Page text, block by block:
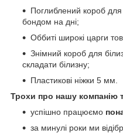
Поглиблений короб для
бондом на дні;
Оббиті широкі царги
Знімний короб для
складати білизну;
Пластикові ніжки 5 мм.
Трохи про нашу компанію
успішно працюємо
за минулі роки ми